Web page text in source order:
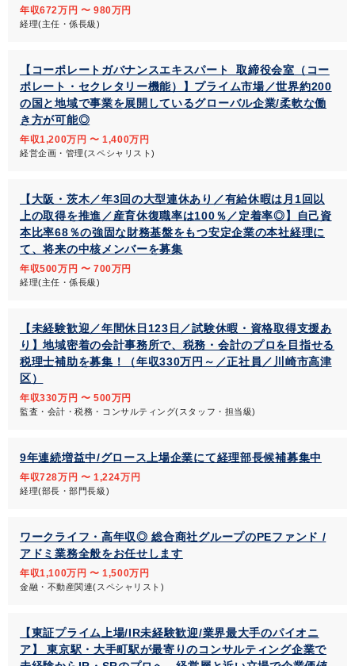
年収672万円 〜 980万円
経理(主任・係長級)
【コーポレートガバナンスエキスパート_取締役会室（コー
ポレート・セクレタリー機能）】プライム市場／世界約200
の国と地域で事業を展開しているグローバル企業/柔軟な働
き方が可能◎
年収1,200万円 〜 1,400万円
経営企画・管理(スペシャリスト)
【大阪・茨木／年3回の大型連休あり／有給休暇は月1回以
上の取得を推進／産育休復職率は100％／定着率◎】自己資
本比率68％の強固な財務基盤をもつ安定企業の本社経理に
て、将来の中核メンバーを募集
年収500万円 〜 700万円
経理(主任・係長級)
【未経験歓迎／年間休日123日／試験休暇・資格取得支援あ
り】地域密着の会計事務所で、税務・会計のプロを目指せる
税理士補助を募集！（年収330万円～／正社員／川崎市高津
区）
年収330万円 〜 500万円
監査・会計・税務・コンサルティング(スタッフ・担当級)
9年連続増益中/グロース上場企業にて経理部長候補募集中
年収728万円 〜 1,224万円
経理(部長・部門長級)
ワークライフ・高年収◎ 総合商社グループのPEファンド /
アドミ業務全般をお任せします
年収1,100万円 〜 1,500万円
金融・不動産関連(スペシャリスト)
【東証プライム上場/IR未経験歓迎/業界最大手のパイオニ
ア】 東京駅・大手町駅が最寄りのコンサルティング企業で